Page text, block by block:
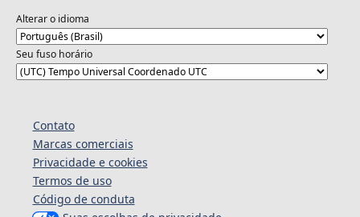
Alterar o idioma
Seu fuso horário
Contato
Marcas comerciais
Privacidade e cookies
Termos de uso
Código de conduta